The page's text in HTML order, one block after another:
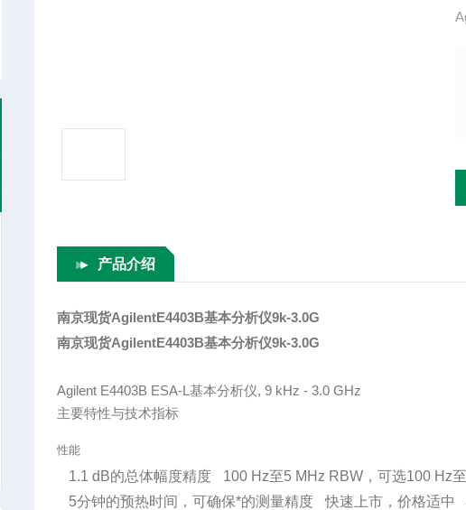
产品介绍
南京现货AgilentE4403B基本分析仪9k-3.0G
南京现货AgilentE4403B基本分析仪9k-3.0G
Agilent E4403B ESA-L基本分析仪, 9 kHz - 3.0 GHz
主要特性与技术指标
性能
1.1 dB的总体幅度精度 100 Hz至5 MHz RBW，可选100 Hz
5分钟的预热时间，可确保*的测量精度
快速上市，价格适中